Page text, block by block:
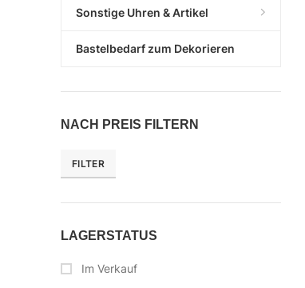
Sonstige Uhren & Artikel
Bastelbedarf zum Dekorieren
NACH PREIS FILTERN
FILTER
LAGERSTATUS
Im Verkauf